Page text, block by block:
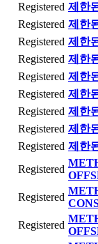
Registered 제한
Registered 제한
Registered 제한
Registered 제한
Registered 제한
Registered 제한
Registered 제한
Registered 제한
Registered 제한
Registered
Registered
Registered